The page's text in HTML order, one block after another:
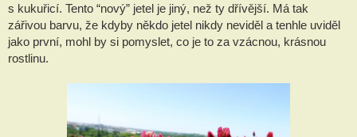
s kukuřicí. Tento “nový” jetel je jiný, než ty dřívější. Má tak
zářivou barvu, že kdyby někdo jetel nikdy neviděl a tenhle uviděl
jako první, mohl by si pomyslet, co je to za vzácnou, krásnou
rostlinu.